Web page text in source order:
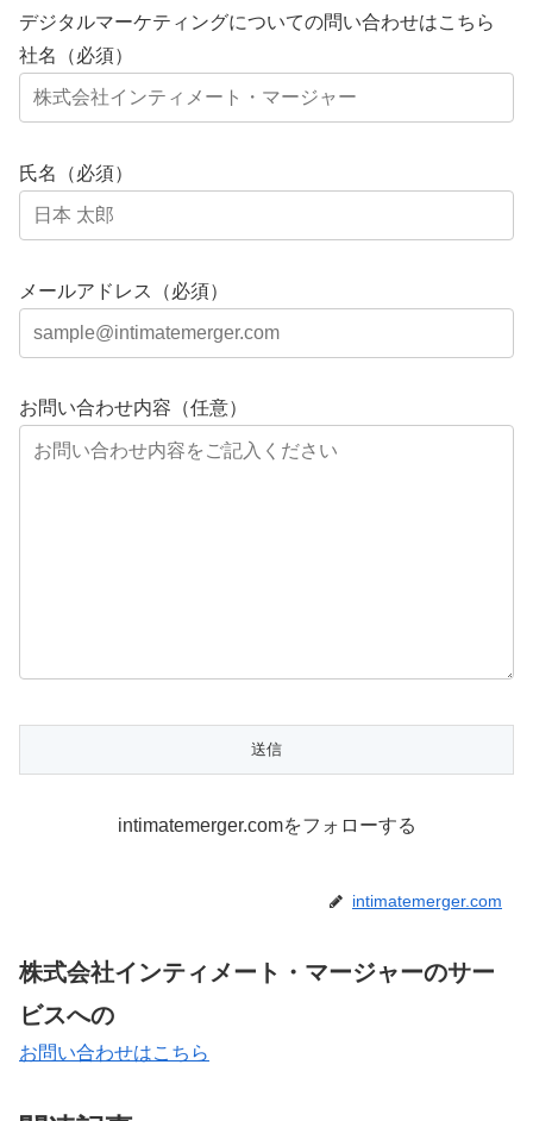
デジタルマーケティングについての問い合わせはこちら
社名（必須）
氏名（必須）
メールアドレス（必須）
お問い合わせ内容（任意）
intimatemerger.comをフォローする
intimatemerger.com
株式会社インティメート・マージャーのサー
ビスへの
お問い合わせはこちら